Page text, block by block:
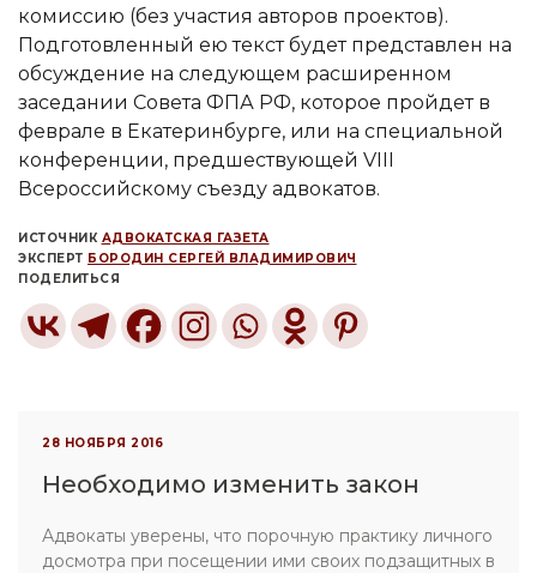
комиссию (без участия авторов проектов).
Подготовленный ею текст будет представлен на
обсуждение на следующем расширенном
заседании Совета ФПА РФ, которое пройдет в
феврале в Екатеринбурге, или на специальной
конференции, предшествующей VIII
Всероссийскому съезду адвокатов.
ИСТОЧНИК АДВОКАТСКАЯ ГАЗЕТА
ЭКСПЕРТ БОРОДИН СЕРГЕЙ ВЛАДИМИРОВИЧ
ПОДЕЛИТЬСЯ
28 НОЯБРЯ 2016
Необходимо изменить закон
Адвокаты уверены, что порочную практику личного
досмотра при посещении ими своих подзащитных в